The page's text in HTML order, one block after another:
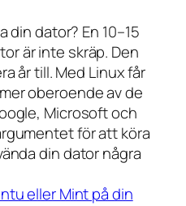
din dator? En 10–15
är inte skräp. Den
år till. Med Linux får
oberoende av de
Microsoft och
för att köra
din dator några
eller Mint på din